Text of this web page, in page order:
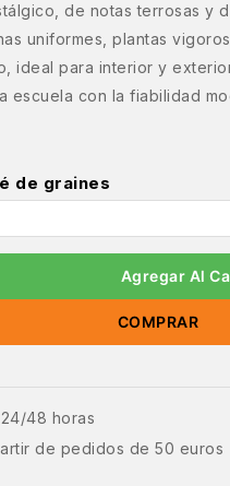
de notas terrosas y
uniformes, plantas
ideal para interior y
escuela con la fiabilidad
de graines
Agregar Al
COMPRAR
24/48 horas
de pedidos de 50 euros